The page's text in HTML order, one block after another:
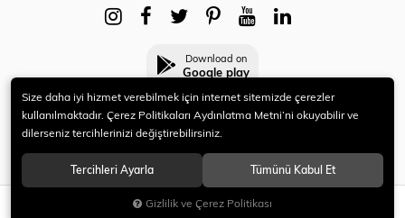
SEPETE EKLE
Download on
Google play
© 2021 HERYENİ. Tüm hakları saklıdır.
Size daha iyi hizmet verebilmek için internet sitemizde çerezler
kullanılmaktadır. Çerez Politikaları Aydınlatma Metni’ni okuyabilir ve
dilerseniz tercihlerinizi değiştirebilirsiniz.
Tercihleri Ayarla Tümünü Kabul Et
Gizlilik ve Çerez Politikası